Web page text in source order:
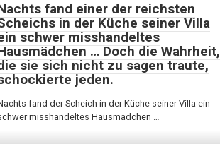
fand einer der reichsten
in der Küche seiner Villa
schwer misshandeltes
… Doch die Wahrheit,
sie sich nicht zu sagen traute,
jeden.
fand der Scheich in der Küche seiner Villa ein
misshandeltes Hausmädchen …